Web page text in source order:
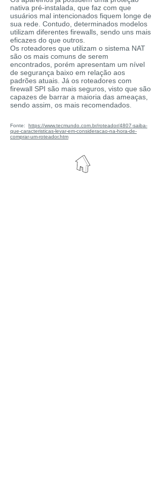
nativa pré-instalada, que faz com que
usuários mal intencionados fiquem longe de
sua rede. Contudo, determinados modelos
utilizam diferentes firewalls, sendo uns mais
eficazes do que outros.
Os roteadores que utilizam o sistema NAT
são os mais comuns de serem
encontrados, porém apresentam um nível
de segurança baixo em relação aos
padrões atuais. Já os roteadores com
firewall SPI são mais seguros, visto que são
capazes de barrar a maioria das ameaças,
sendo assim, os mais recomendados.
Fonte: https://www.tecmundo.com.br/roteador/4807-saiba-
que-caracteristicas-levar-em-consideracao-na-hora-de-
comprar-um-roteador.htm